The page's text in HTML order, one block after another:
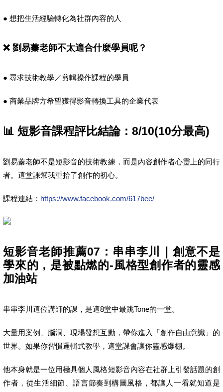
● 想把生活經驗轉化為社群內容的人
❌ 劉易蓁老師不太適合什麼學員呢？
● 尋求技術教學／剪輯操作課程的學員
● 商業品牌方希望獲得影音轉換工具的企業代表
📊 短影音課程評比結論：8/10(10分最高)
劉易蓁老師不是短影音的技術教練，而是內容創作者心靈上的同行
者。這堂課幫我重拾了創作的初心。
課程連結： https://www.facebook.com/617bee/
短影音老師推薦07：串串李川｜創意不是
學來的，是被點燃的-風格型創作者的靈感
加油站
串串李川這位講師的課，是這8堂中最跳Tone的一堂。
大量用案例、腦洞、現場發想互動，帶你進入「創作自由意識」的
世界。如果你習慣邏輯式教學，這堂課會讓你靈感爆棚。
他本身就是一位用極具個人風格短影音內容在社群上引發話題的創
作者，從生活細節、語言節奏到構圖風格，都讓人一看就知道是